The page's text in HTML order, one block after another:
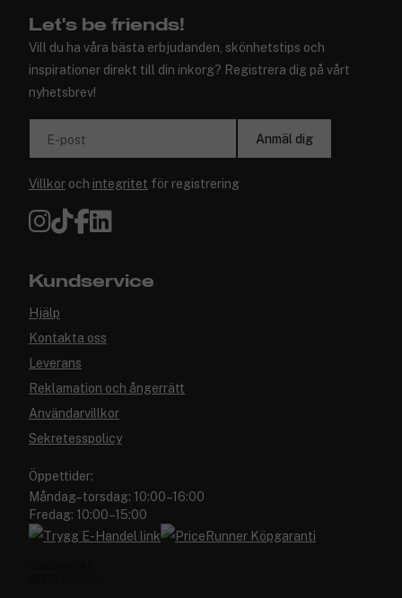
Let's be friends!
Vill du ha våra bästa erbjudanden, skönhetstips och
inspirationer direkt till din inkorg? Registrera dig på vårt
nyhetsbrev!
E-post Anmäl dig
Villkor och integritet för registrering
Kundservice
Hjälp
Kontakta oss
Leverans
Reklamation och ångerrätt
Användarvillkor
Sekretesspolicy
Öppettider:
Måndag–torsdag: 10:00–16:00
Fredag: 10:00–15:00